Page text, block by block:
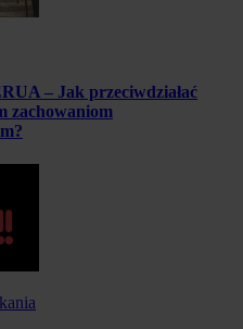
– Jak przeciwdziałać
zachowaniom